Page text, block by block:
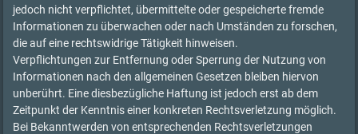
jedoch nicht verpflichtet, übermittelte oder gespeicherte fremde
Informationen zu überwachen oder nach Umständen zu forschen,
die auf eine rechtswidrige Tätigkeit hinweisen.
Verpflichtungen zur Entfernung oder Sperrung der Nutzung von
Informationen nach den allgemeinen Gesetzen bleiben hiervon
unberührt. Eine diesbezügliche Haftung ist jedoch erst ab dem
Zeitpunkt der Kenntnis einer konkreten Rechtsverletzung möglich.
Bei Bekanntwerden von entsprechenden Rechtsverletzungen